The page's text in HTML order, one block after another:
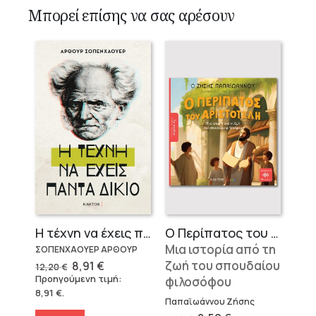
Μπορεί επίσης να σας αρέσουν
Η τέχνη να έχεις πάντα δίκιο – Άρθουρ Σοπενχάουερ
ΣΟΠΕΝΧΑΟΥΕΡ ΑΡΘΟΥΡ
12,20€ Original
price
was:
8,91 €Η
τρέχουσα
τιμή
Προηγούμενη τιμή:
8,91 €.
Ο Περίπατος του Αριστοτέλη
Μια ιστορία από τη
ζωή του σπουδαίου
φιλοσόφου
Παπαϊωάννου Ζήσης